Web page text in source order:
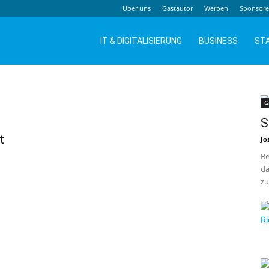
Über uns Gastautor Werben
IT & DIGITALISIERUNG BUSINESS